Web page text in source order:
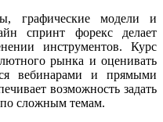
графические модели и
спринт форекс делает
инструментов. Курс
рынка и оценивать
вебинарами и прямыми
возможность задать
по сложным темам.